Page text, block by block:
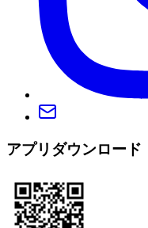
アプリダウンロード